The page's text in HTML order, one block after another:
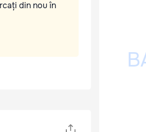
din nou în